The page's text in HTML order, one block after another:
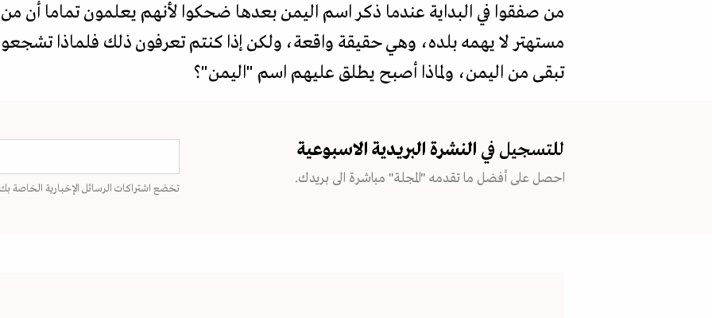
من صفقوا في البداية عندما ذكر اسم اليمن بعدها ضحكوا لأنهم يعلمون تماما أن
مستهتر لا يهمه بلده، وهي حقيقة واقعة، ولكن إذا كنتم تعرفون ذلك فلماذا
تبقى من اليمن، ولماذا أصبح يطلق عليهم اسم "اليمن"؟
للتسجيل في النشرة البريدية الاسبوعية
احصل على أفضل ما تقدمه "المجلة" مباشرة الى بريدك.
تخضع اشتراكات الرسائل الإخبارية الخاصة بك